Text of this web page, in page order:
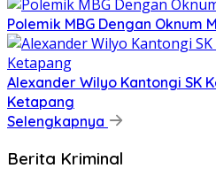
Polemik MBG Dengan Oknum
Alexander Wilyo Kantongi SK
Ketapang
Selengkapnya
Berita Kriminal